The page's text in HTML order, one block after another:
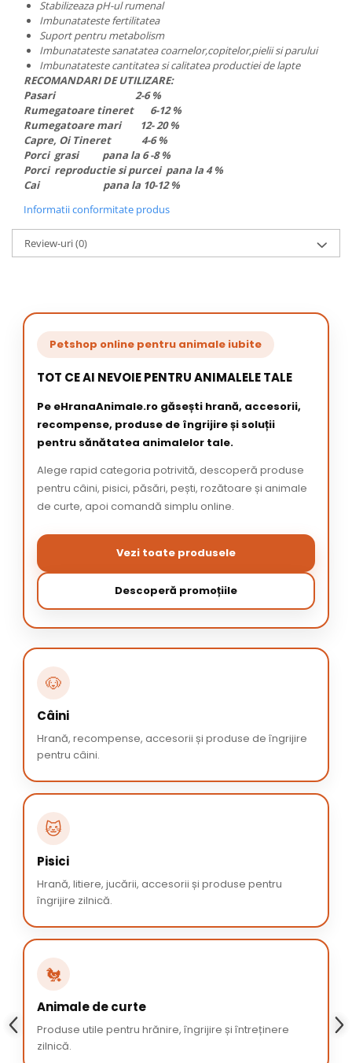
Stabilizeaza pH-ul rumenal
Imbunatateste fertilitatea
Suport pentru metabolism
Imbunatateste sanatatea coarnelor,copitelor,pielii si parului
Imbunatateste cantitatea si calitatea productiei de lapte
RECOMANDARI DE UTILIZARE:
Pasari 2-6 %
Rumegatoare tineret 6-12 %
Rumegatoare mari 12- 20 %
Capre, Oi Tineret 4-6%
Porci grasi pana la 6 -8 %
Porci reproductie si purcei pana la 4 %
Cai pana la 10-12 %
Informatii conformitate produs
Review-uri(0)
Petshop online pentru animale iubite
TOT CE AI NEVOIE PENTRU ANIMALELE TALE
Pe eHranaAnimale.ro găsești hrană, accesorii,
recompense, produse de îngrijire și soluții
pentru sănătatea animalelor tale.
Alege rapid categoria potrivită, descoperă produse
pentru câini, pisici, păsări, pești, rozătoare și animale
de curte, apoi comandă simplu online.
Vezi toate produsele
Descoperă promoțiile
🐶
Câini
Hrană, recompense, accesorii și produse de îngrijire
pentru câini.
🐱
Pisici
Hrană, litiere, jucării, accesorii și produse pentru
îngrijire zilnică.
🐔
Animale de curte
Produse utile pentru hrănire, îngrijire și întreținere
zilnică.